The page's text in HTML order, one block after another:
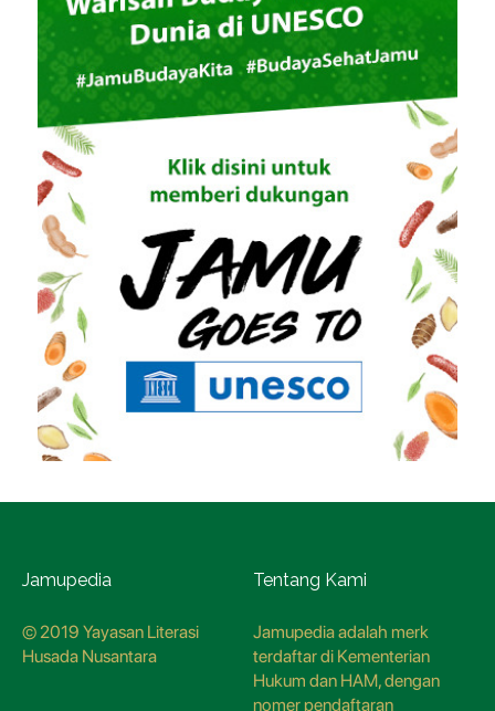
Jamupedia
© 2019 Yayasan Literasi
Husada Nusantara
Tentang Kami
Jamupedia adalah merk
terdaftar di Kementerian
Hukum dan HAM, dengan
nomer pendaftaran